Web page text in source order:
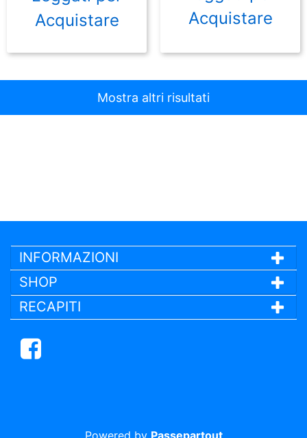
Acquistare
Acquistare
Mostra altri risultati
INFORMAZIONI
SHOP
RECAPITI
Facebook